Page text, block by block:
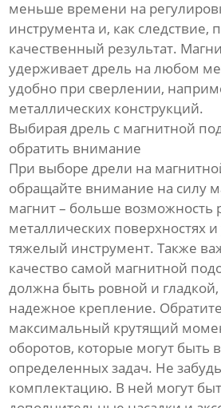
меньше времени на
инструмента и, как следствие,
качественный результат.
удерживает дрель на любом
удобно при сверлении,
металлических конструкций.
Выбирая дрель с магнитной
обратить внимание
При выборе дрели на
обращайте внимание на силу
магнит – больше возможность
металлических поверхностях
тяжелый инструмент. Также
качество самой магнитной
должна быть ровной и
надежное крепление.
максимальный крутящий
оборотов, которые могут быть
определенных задач. Не
комплектацию. В ней могут